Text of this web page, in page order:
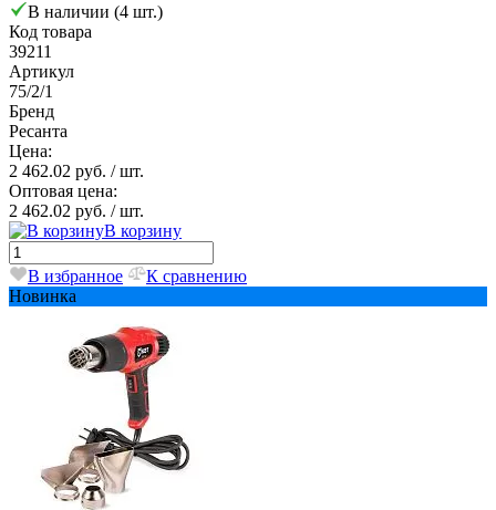
В наличии (4 шт.)
Код товара
39211
Артикул
75/2/1
Бренд
Ресанта
Цена:
2 462.02 руб. / шт.
Оптовая цена:
2 462.02 руб. / шт.
В корзину
В избранное
К сравнению
Новинка